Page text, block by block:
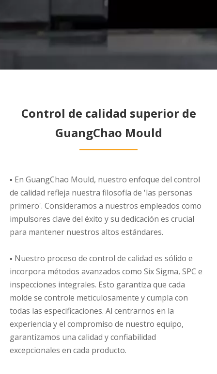
Control de calidad superior de
GuangChao Mould
▪ En GuangChao Mould, nuestro enfoque del control
de calidad refleja nuestra filosofía de 'las personas
primero'. Consideramos a nuestros empleados como
impulsores clave del éxito y su dedicación es crucial
para mantener nuestros altos estándares.
▪ Nuestro proceso de control de calidad es sólido e
incorpora métodos avanzados como Six Sigma, SPC e
inspecciones integrales. Esto garantiza que cada
molde se controle meticulosamente y cumpla con
todas las especificaciones. Al centrarnos en la
experiencia y el compromiso de nuestro equipo,
garantizamos una calidad y confiabilidad
excepcionales en cada producto.